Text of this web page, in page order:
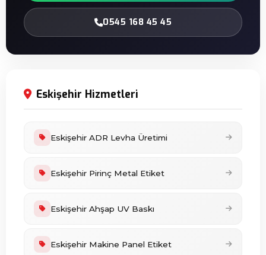
0545 168 45 45
Eskişehir Hizmetleri
Eskişehir ADR Levha Üretimi
Eskişehir Pirinç Metal Etiket
Eskişehir Ahşap UV Baskı
Eskişehir Makine Panel Etiket